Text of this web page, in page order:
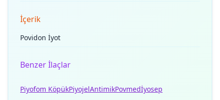
İçerik
Povidon İyot
Benzer İlaçlar
Piyofom KöpükPiyojelAntimikPovmedİyosep